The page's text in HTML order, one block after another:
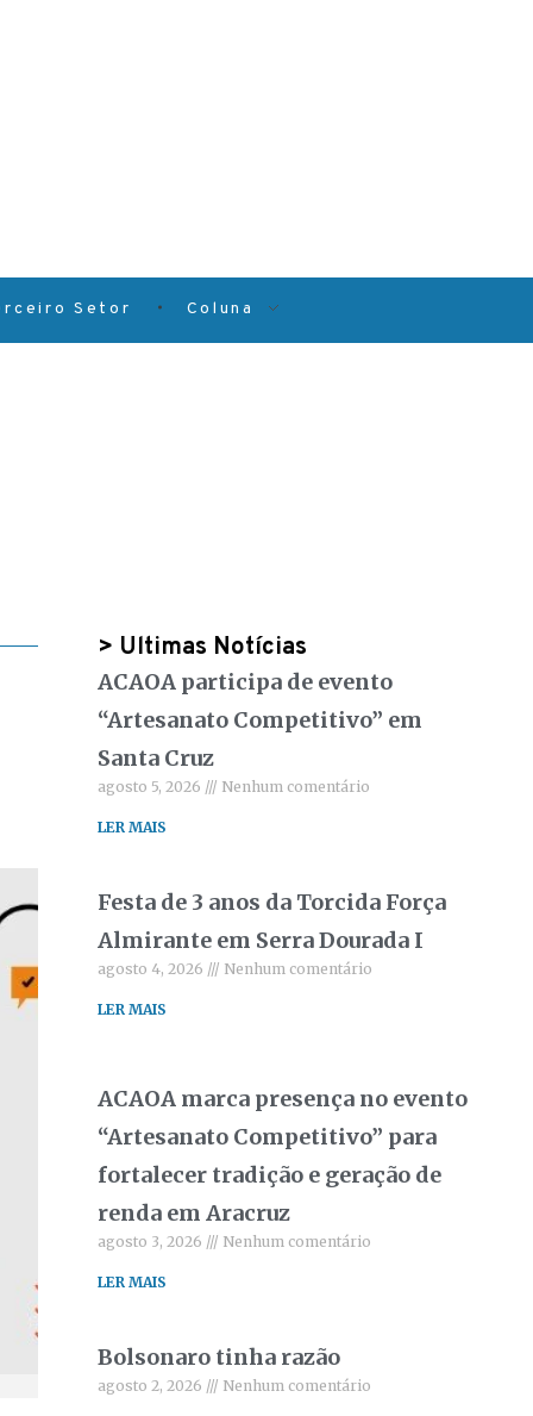
Setor Coluna
> Ultimas Notícias
ACAOA participa de evento
“Artesanato Competitivo” em
Santa Cruz
agosto 5, 2026 Nenhum comentário
LER MAIS
Festa de 3 anos da Torcida Força
Almirante em Serra Dourada I
agosto 4, 2026 Nenhum comentário
LER MAIS
ACAOA marca presença no evento
“Artesanato Competitivo” para
fortalecer tradição e geração de
renda em Aracruz
agosto 3, 2026 Nenhum comentário
LER MAIS
Bolsonaro tinha razão
agosto 2, 2026 Nenhum comentário